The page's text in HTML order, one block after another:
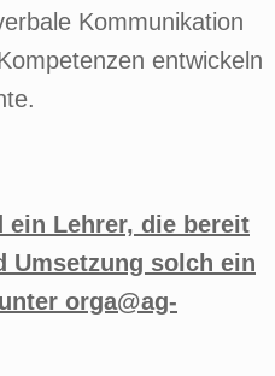
Kommunikation
entwickeln
ein Lehrer, die bereit
Umsetzung solch ein
orga@ag-